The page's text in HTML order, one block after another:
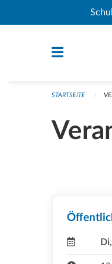
Navigation überspringen
STARTSEITE